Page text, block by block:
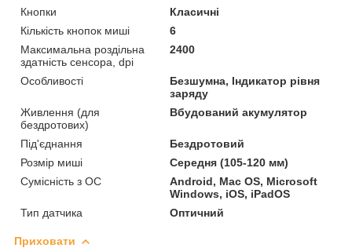
Кнопки
Класичні
Кількість кнопок миші
6
Максимальна роздільна
здатність сенсора, dpi
2400
Особливості
Безшумна, Індикатор рівня
заряду
Живлення (для
бездротових)
Вбудований акумулятор
Під'єднання
Бездротовий
Розмір миші
Середня (105-120 мм)
Сумісність з ОС
Android, Mac OS, Microsoft
Windows, iOS, iPadOS
Тип датчика
Оптичний
Приховати